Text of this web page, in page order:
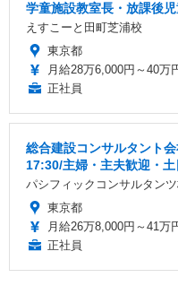
学童施設教室長・放課後
えすこーと田町芝浦校
東京都
月給28万6,000円～40万
正社員
総合建設コンサルタント
17:30/主婦・主夫歓迎・
パシフィックコンサルタン
東京都
月給26万8,000円～41万
正社員